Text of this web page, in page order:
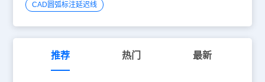
CAD圆弧标注延迟线
推荐 热门 最新